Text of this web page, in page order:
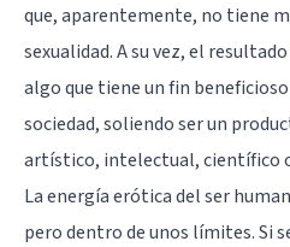
que, aparentemente, no tiene
sexualidad. A su vez, el
algo que tiene un fin
sociedad, soliendo ser un
artístico, intelectual, científico
La energía erótica del ser
pero dentro de unos límites. Si